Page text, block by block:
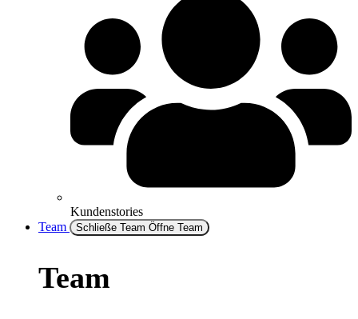
Kundenstories
Team
Schließe Team Öffne Team
Team